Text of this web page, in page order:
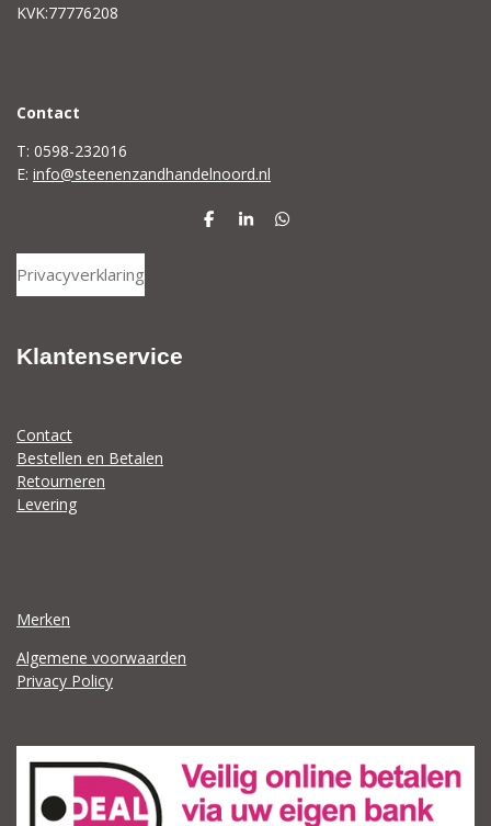
KVK:77776208
Contact
T: 0598-232016
E: info@steenenzandhandelnoord.nl
D
S
D
Privacyverklaring
Klantenservice
Contact
Bestellen en Betalen
Retourneren
Levering
Merken
Algemene voorwaarden
Privacy Policy